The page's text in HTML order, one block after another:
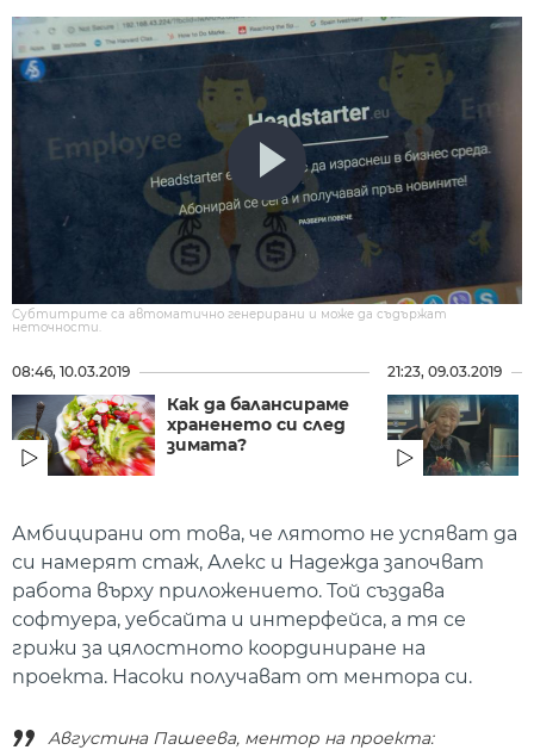
Субтитрите са автоматично генерирани и може да съдържат
неточности.
08:46, 10.03.2019
Как да балансираме
храненето си след
зимата?
21:23, 09.03.2019
Амбицирани от това, че лятото не успяват да
си намерят стаж, Алекс и Надежда започват
работа върху приложението. Той създава
софтуера, уебсайта и интерфейса, а тя се
грижи за цялостното координиране на
проекта. Насоки получават от ментора си.
Августина Пашеева, ментор на проекта: